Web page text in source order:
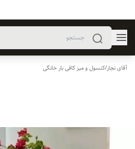
آقای نجار/کنسول و میز کافی بار خانگی